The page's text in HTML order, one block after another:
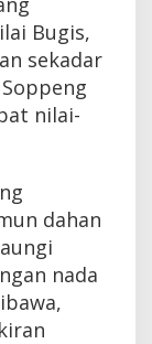
Bugis,
sekadar
nilai-
dahan
nada